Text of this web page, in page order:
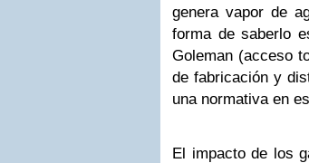
genera vapor de
forma de saberlo
Goleman (acceso
de fabricación y
una normativa en
El impacto de los